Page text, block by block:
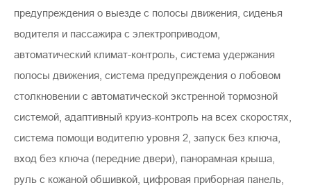
предупреждения о выезде с полосы движения, сиденья
водителя и пассажира с электроприводом,
автоматический климат-контроль, система удержания
полосы движения, система предупреждения о лобовом
столкновении с автоматической экстренной тормозной
системой, адаптивный круиз-контроль на всех скоростях,
система помощи водителю уровня 2, запуск без ключа,
вход без ключа (передние двери), панорамная крыша,
руль с кожаной обшивкой, цифровая приборная панель,